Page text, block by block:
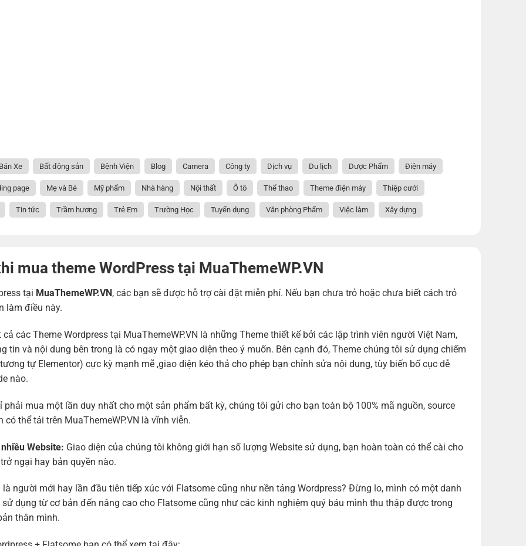
Bán Xe Bất động sản Bệnh Viện Blog Camera Công ty Dịch vụ Du lịch Dược Phẩm Điện máy
page Mẹ và Bé Mỹ phẩm Nhà hàng Nội thất Ô tô Thể thao Theme điện máy Thiệp cưới
Tin tức Trầm hương Trẻ Em Trường Học Tuyển dụng Văn phòng Phẩm Việc làm Xây dựng
mua theme WordPress tại MuaThemeWP.VN
tại MuaThemeWP.VN , các bạn sẽ được hỗ trợ cài đặt miễn phí. Nếu bạn chưa trỏ hoặc chưa biết cách trỏ
làm điều này.
cả các Theme Wordpress tại MuaThemeWP.VN là những Theme thiết kế bởi các lập trình viên người Việt Nam,
tin và nội dung bên trong là có ngay một giao diện theo ý muốn. Bên cạnh đó, Theme chúng tôi sử dụng chiếm
tự Elementor) cực kỳ mạnh mẽ ,giao diện kéo thả cho phép bạn chỉnh sửa nội dung, tùy biến bố cục dễ
nào.
phải mua một lần duy nhất cho một sản phẩm bất kỳ, chúng tôi gửi cho bạn toàn bộ 100% mã nguồn, source
thể tải trên MuaThemeWP.VN là vĩnh viễn.
Website: Giao diện của chúng tôi không giới hạn số lượng Website sử dụng, bạn hoàn toàn có thể cài cho
ngại hay bản quyền nào.
là người mới hay lần đầu tiên tiếp xúc với Flatsome cũng như nền tảng Wordpress? Đừng lo, mình có một danh
dụng từ cơ bản đến nâng cao cho Flatsome cũng như các kinh nghiệm quý báu mình thu thập được trong
thân mình.